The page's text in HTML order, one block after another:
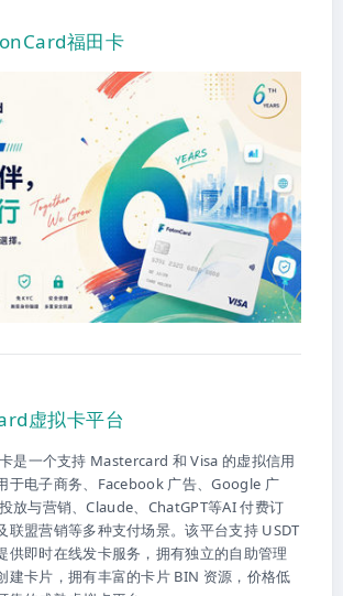
福田卡
虚拟卡平台
是一个支持 Mastercard 和 Visa 的虚拟信用
于电子商务、Facebook 广告、Google 广
放与营销、Claude、ChatGPT等AI 付费订
联盟营销等多种支付场景。该平台支持 USDT
供即时在线发卡服务，拥有独立的自助管理
建卡片，拥有丰富的卡片 BIN 资源，价格低